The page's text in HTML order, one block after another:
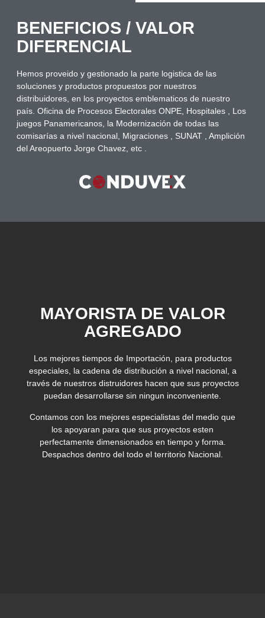
BENEFICIOS / VALOR
DIFERENCIAL
Hemos proveido y gestionado la parte logistica de las
soluciones y productos propuestos por nuestros
distribuidores, en los proyectos emblematicos de nuestro
país. Oficina de Procesos Electorales ONPE, Hospitales , Los
juegos Panamericanos, la Modernización de todas las
comisarías a nivel nacional, Migraciones , SUNAT , Amplición
del Areopuerto Jorge Chavez, etc .
MAYORISTA DE VALOR
AGREGADO
Los mejores tiempos de Importación, para productos
especiales, la cadena de distribución a nivel nacional, a
través de nuestros distruidores hacen que sus proyectos
puedan desarrollarse sin ningun inconveniente.
Contamos con los mejores especialistas del medio que
los apoyaran para que sus proyectos esten
perfectamente dimensionados en tiempo y forma.
Despachos dentro del todo el territorio Nacional.